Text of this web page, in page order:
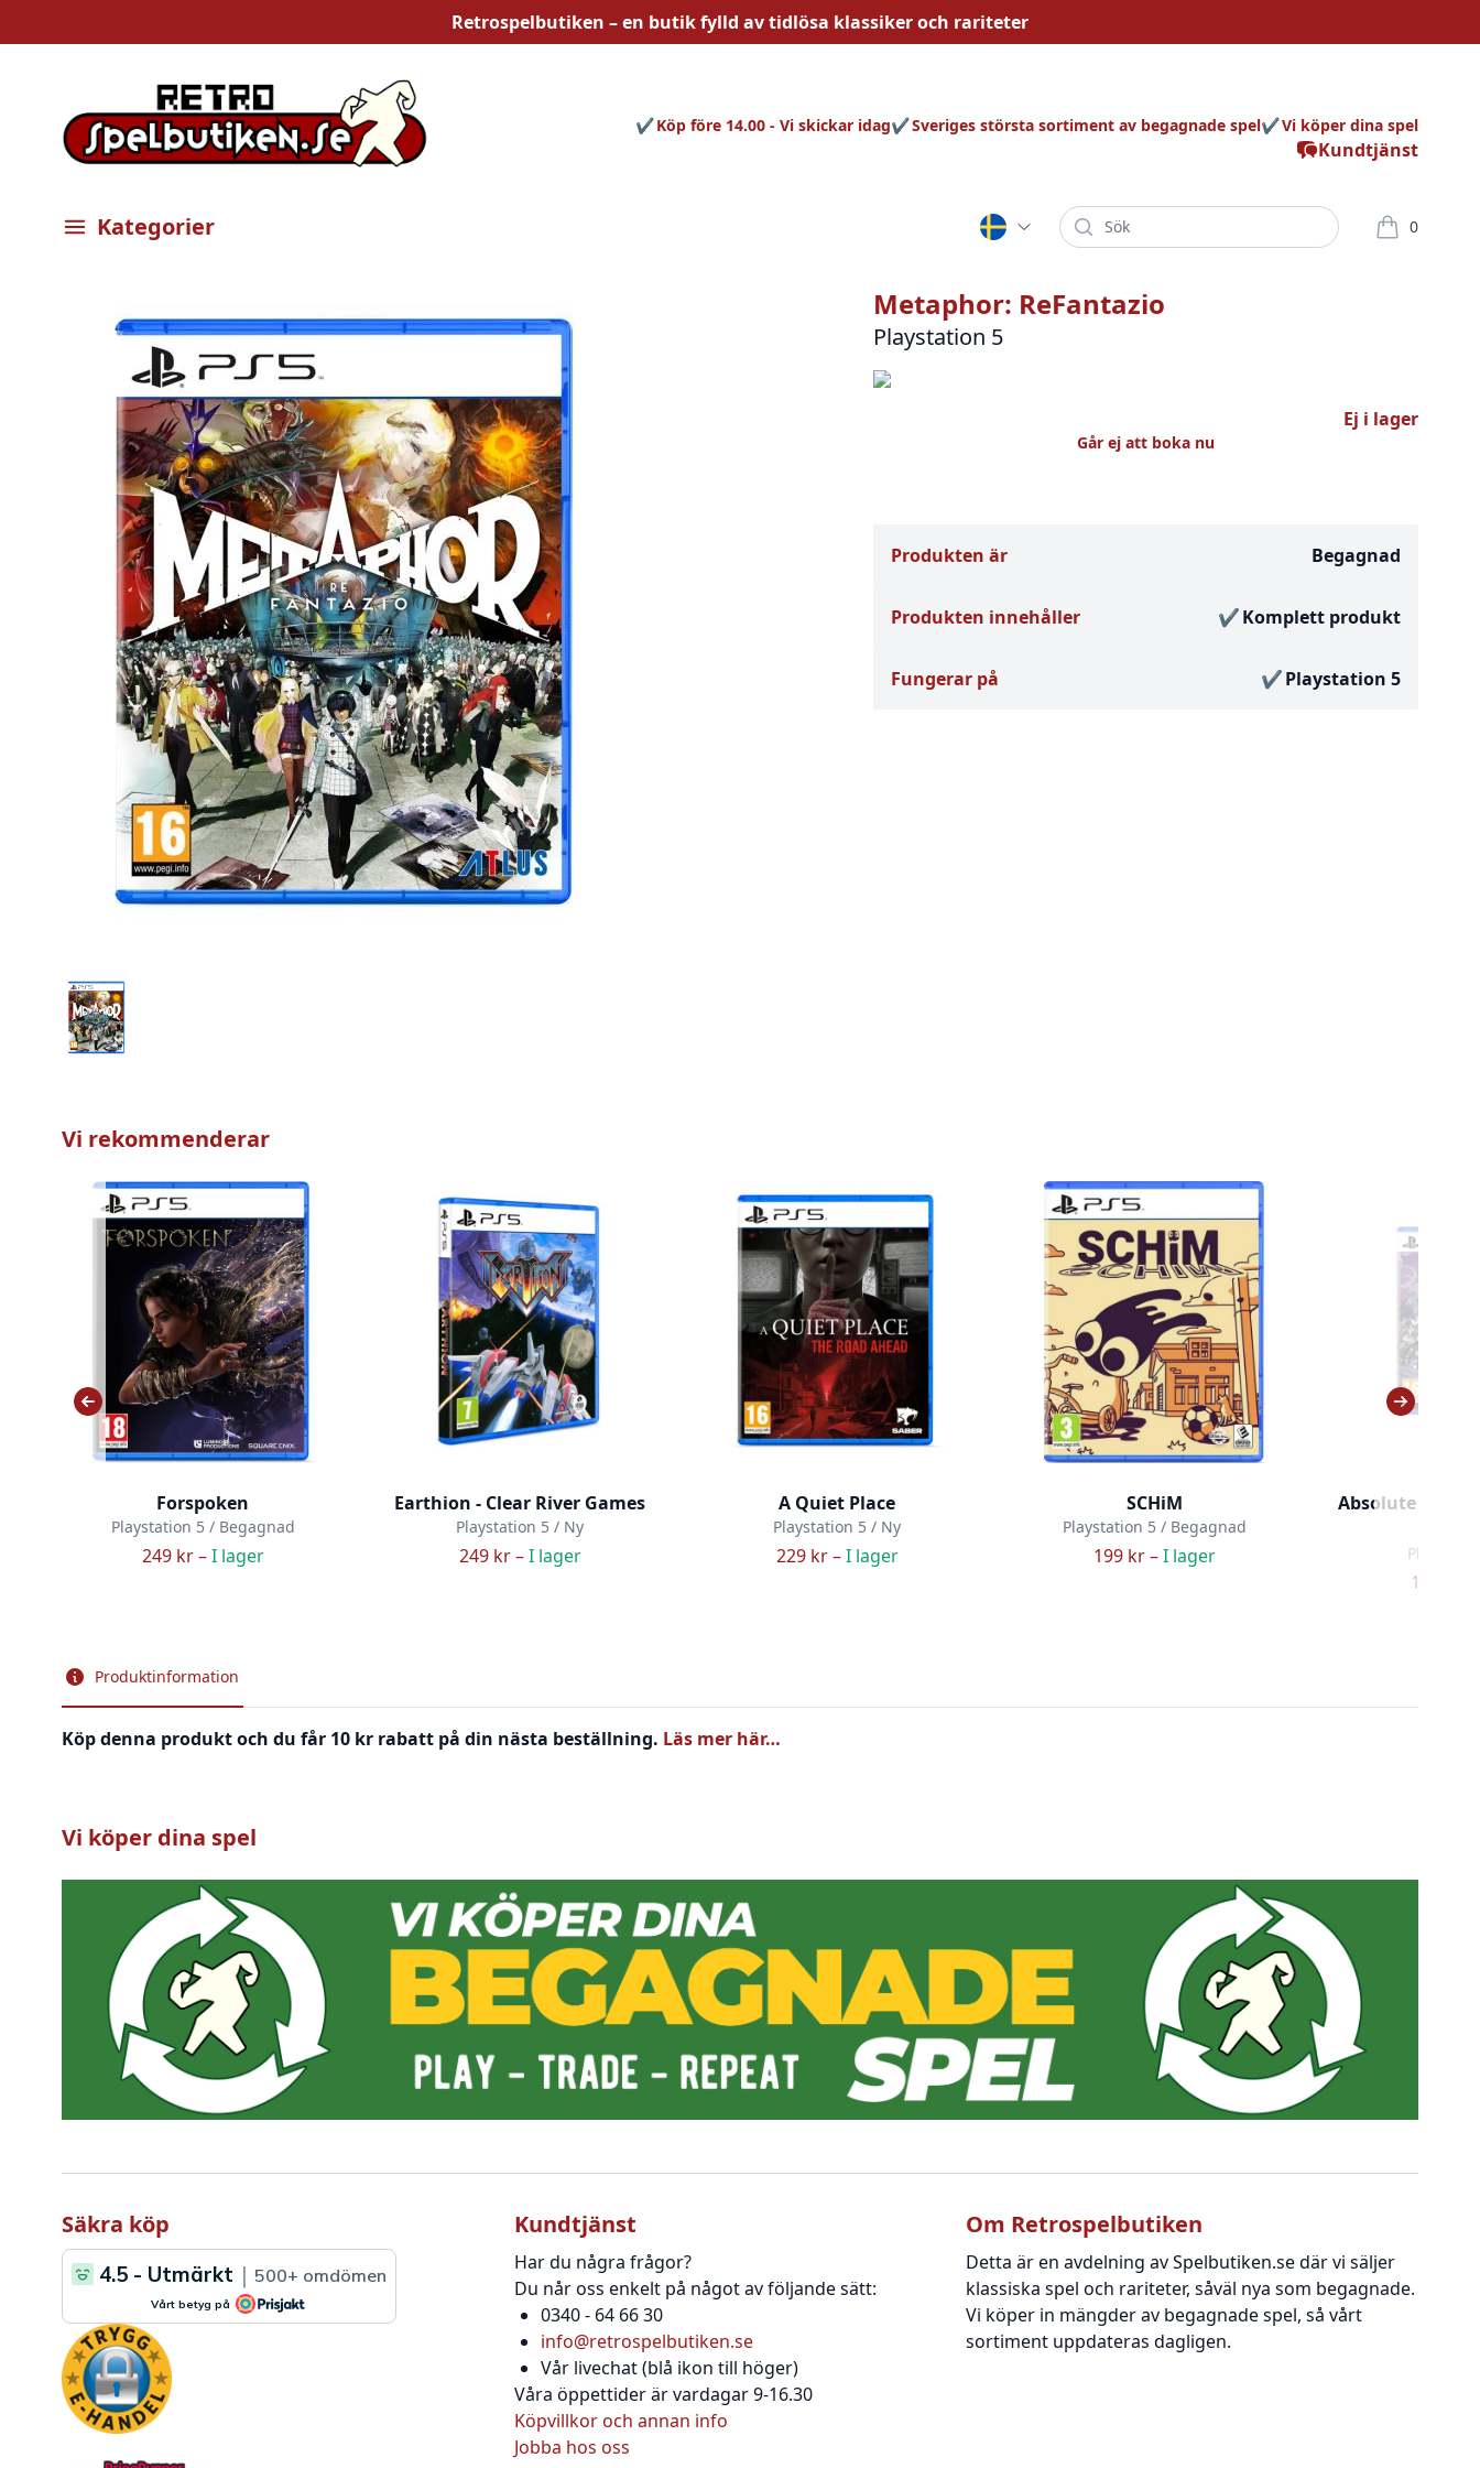
Retrospelbutiken – en butik fylld avtidlösa klassiker och rariteter
Kundtjänst
Köp före 14.00 - Vi skickar idag Sveriges största sortiment av begagnade spel Vi köper dina spel
Öppna meny
Kategorier Sök 0
varor i
Metaphor: ReFantazio
Playstation 5
Ej i lager
Går ej att boka nu
Produkten är Begagnad
Produkten innehåller Komplett produkt
Fungerar på Playstation 5
Vi rekommenderar
Forspoken
Playstation 5 / Begagnad
249 kr –I lager
Earthion - Clear River Games
Playstation 5 / Ny
249 kr –I lager
A Quiet Place
Playstation 5 / Ny
229 kr –I lager
SCHiM
Playstation 5 / Begagnad
199 kr –I lager
Absolute
169 kr –
Produktinformation
Köp denna produkt och du får 10 kr rabatt på din nästa beställning. Läs mer här…
Vi köper dina spel
Säkra köp Kundtjänst
Har du några frågor?
Du når oss enkelt på något av följande sätt:
0340 - 64 66 30
info@retrospelbutiken.se
Vår livechat (blå ikon till höger)
Våra öppettider är vardagar 9-16.30
Köpvillkor och annan info
Jobba hos oss
Om Retrospelbutiken
Detta är en avdelning av Spelbutiken.se där vi säljer
klassiska spel och rariteter, såväl nya som begagnade.
Vi köper in mängder av begagnade spel, så vårt
sortiment uppdateras dagligen.